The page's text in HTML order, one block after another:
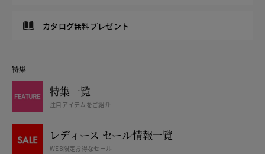
カタログ無料プレゼント
特集
特集一覧
注目アイテムをご紹介
レディース セール情報一覧
WEB限定お得なセール